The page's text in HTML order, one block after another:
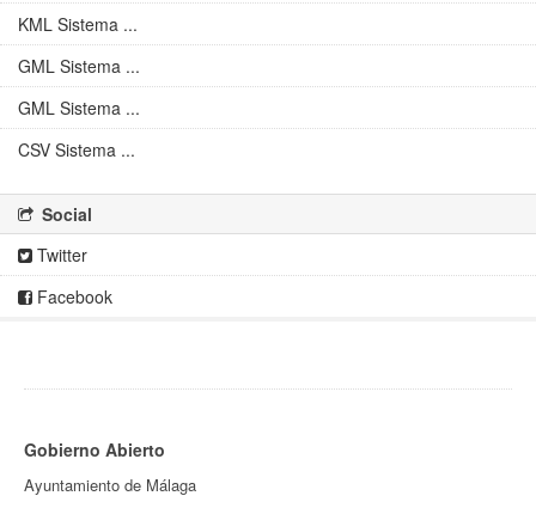
KML Sistema ...
GML Sistema ...
GML Sistema ...
CSV Sistema ...
Social
Twitter
Facebook
Gobierno Abierto
Ayuntamiento de Málaga